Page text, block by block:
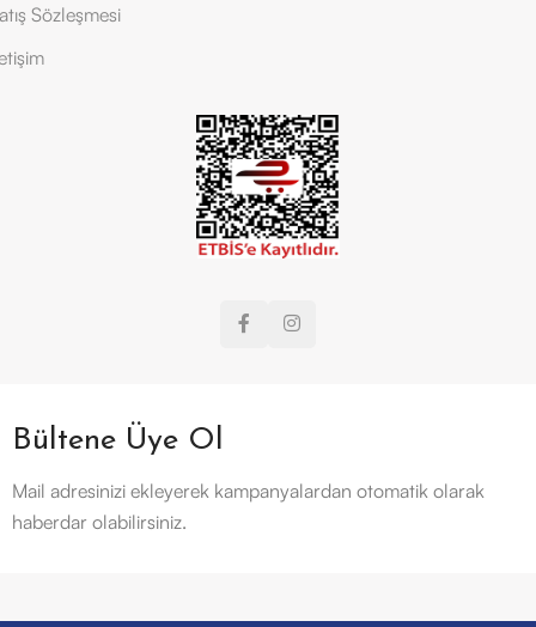
Sözleşmesi
Bültene Üye Ol
Mail adresinizi ekleyerek kampanyalardan otomatik olarak
haberdar olabilirsiniz.